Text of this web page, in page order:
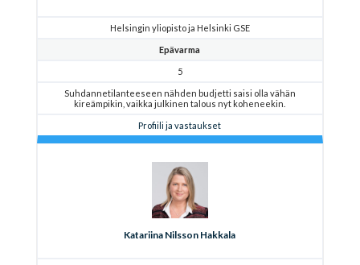
Helsingin yliopisto ja Helsinki GSE
Epävarma
5
Suhdannetilanteeseen nähden budjetti saisi olla vähän
kireämpikin, vaikka julkinen talous nyt koheneekin.
Profiili ja vastaukset
Katariina Nilsson Hakkala